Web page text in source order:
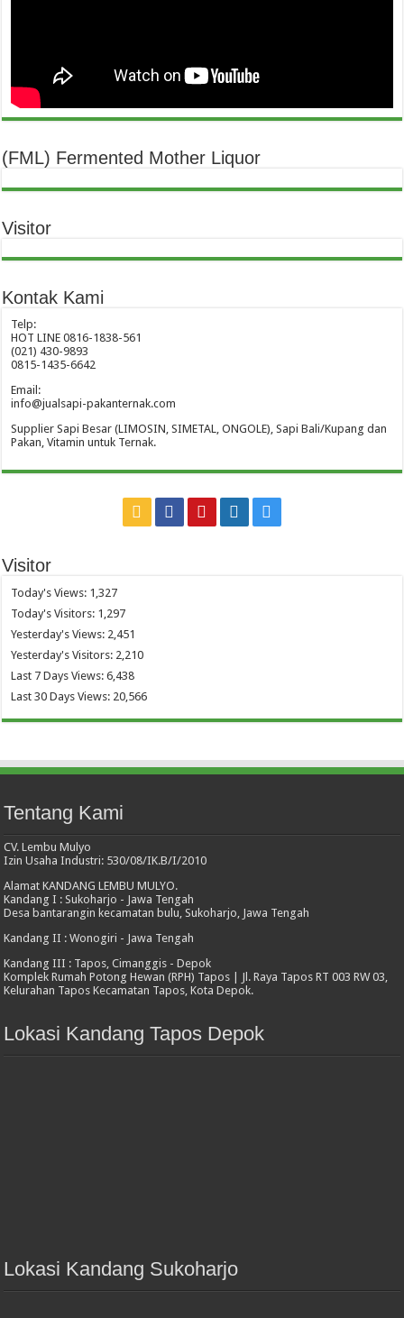
(FML) Fermented Mother Liquor
Visitor
Kontak Kami
Telp:
HOT LINE 0816-1838-561
(021) 430-9893
0815-1435-6642
Email:
info@jualsapi-pakanternak.com
Supplier Sapi Besar (LIMOSIN, SIMETAL, ONGOLE), Sapi Bali/Kupang dan
Pakan, Vitamin untuk Ternak.
Visitor
Today's Views: 1,327
Today's Visitors: 1,297
Yesterday's Views: 2,451
Yesterday's Visitors: 2,210
Last 7 Days Views:6,438
Last 30 Days Views: 20,566
Tentang Kami
CV. Lembu Mulyo
Izin Usaha Industri: 530/08/IK.B/I/2010
Alamat KANDANG LEMBU MULYO.
Kandang I : Sukoharjo - Jawa Tengah
Desa bantarangin kecamatan bulu, Sukoharjo, Jawa Tengah
Kandang II : Wonogiri - Jawa Tengah
Kandang III : Tapos, Cimanggis - Depok
Komplek Rumah Potong Hewan (RPH) Tapos | Jl. Raya Tapos RT 003 RW 03,
Kelurahan Tapos Kecamatan Tapos, Kota Depok.
Lokasi Kandang Tapos Depok
Lokasi Kandang Sukoharjo